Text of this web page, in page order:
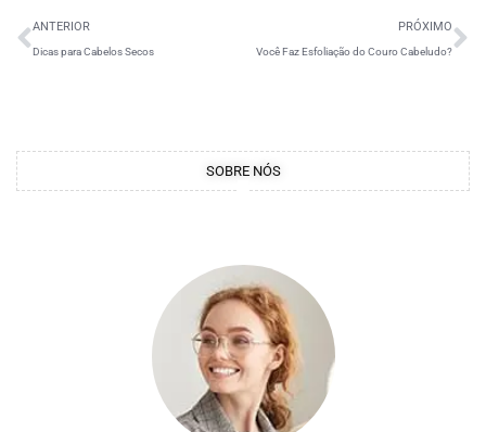
ANTERIOR
Dicas para Cabelos Secos
PRÓXIMO
Você Faz Esfoliação do Couro Cabeludo?
SOBRE NÓS